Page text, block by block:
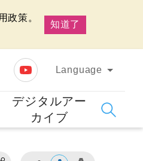
政策。
知道了
Language
デジタルアー
カイブ